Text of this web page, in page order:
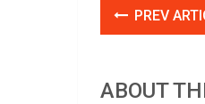
PREV
ABOUT